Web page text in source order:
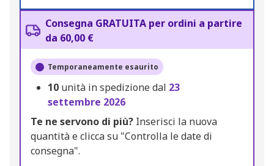
Consegna GRATUITA per ordini a partire
da 60,00 €
Temporaneamente esaurito
10 unità in spedizione dal 23
settembre 2026
Te ne servono di più? Inserisci la nuova
quantità e clicca su "Controlla le date di
consegna".